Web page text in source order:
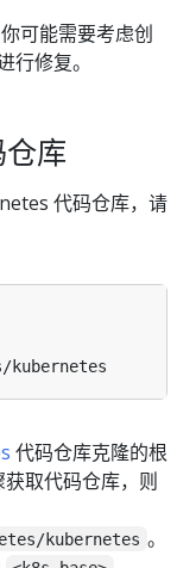
可能需要考虑创
行修复。
库
代码仓库，请
代码仓库克隆的根
取代码仓库，则
kubernetes 。